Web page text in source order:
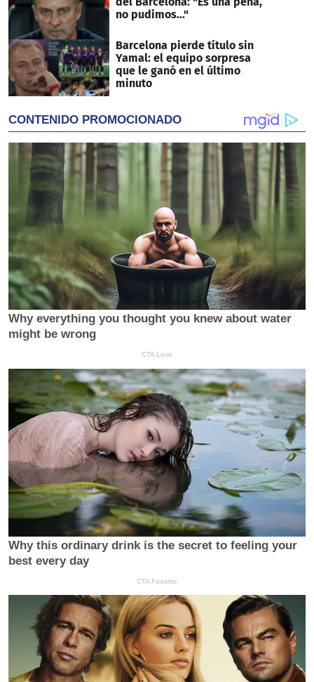
no pudimos..."
Barcelona pierde título sin
Yamal: el equipo sorpresa
que le ganó en el último
minuto